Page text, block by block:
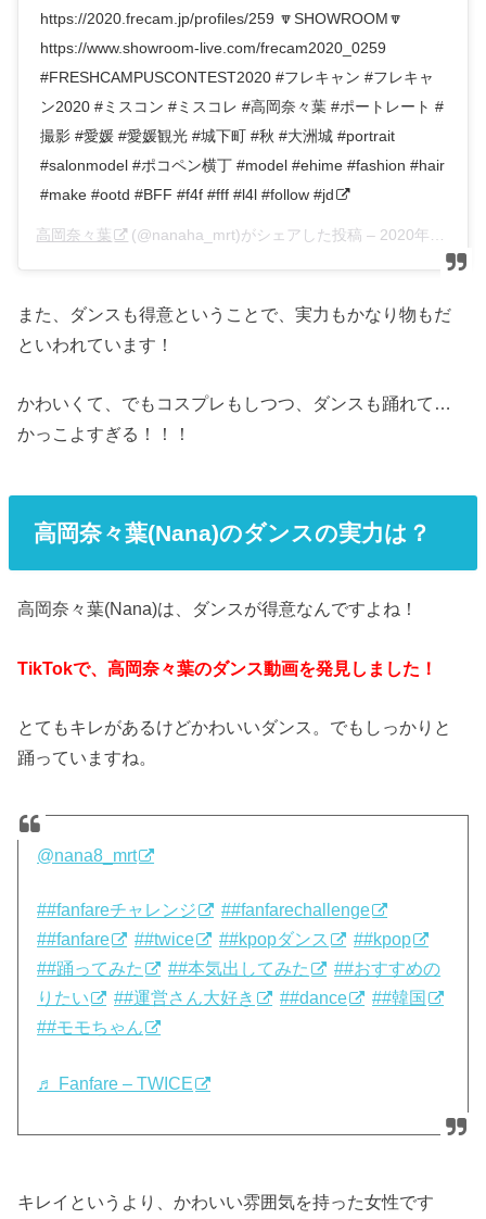
https://2020.frecam.jp/profiles/259 🔽SHOWROOM🔽
https://www.showroom-live.com/frecam2020_0259
#FRESHCAMPUSCONTEST2020 #フレキャン #フレキャ
ン2020 #ミスコン #ミスコレ #高岡奈々葉 #ポートレート #
撮影 #愛媛 #愛媛観光 #城下町 #秋 #大洲城 #portrait
#salonmodel #ポコペン横丁 #model #ehime #fashion #hair
#make #ootd #BFF #f4f #fff #l4l #follow #jd
高岡奈々葉 (@nanaha_mrt)がシェアした投稿 – 2020年10月月6日午前6時55分PDT
また、ダンスも得意ということで、実力もかなり物もだ
といわれています！
かわいくて、でもコスプレもしつつ、ダンスも踊れて…
かっこよすぎる！！！
高岡奈々葉(Nana)のダンスの実力は？
高岡奈々葉(Nana)は、ダンスが得意なんですよね！
TikTokで、高岡奈々葉のダンス動画を発見しました！
とてもキレがあるけどかわいいダンス。でもしっかりと
踊っていますね。
@nana8_mrt
##fanfareチャレンジ
##fanfarechallenge
##fanfare
##twice ##kpopダンス
##kpop
##踊ってみた
##本気出してみた
##おすすめの
りたい
##運営さん大好き ##dance
##韓国
##モモちゃん
♬ Fanfare – TWICE
キレイというより、かわいい雰囲気を持った女性です